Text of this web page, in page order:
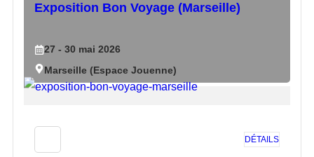
Exposition Bon Voyage (Marseille)
27 - 30 mai 2026
Marseille (Espace Jouenne)
DÉTAILS